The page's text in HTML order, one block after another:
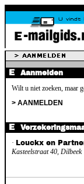
Aanmelden
Wilt u niet zoeken, maar
> AANMELDEN
· Louckx en
Kasteelstraat 40, Dilbeek